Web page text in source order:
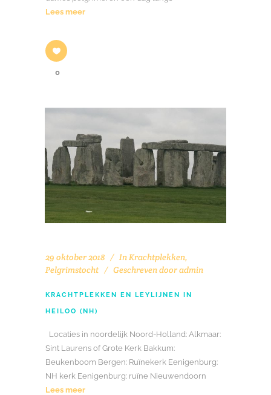
Lees meer
0
29 oktober 2018 InKrachtplekken,
Pelgrimstocht
Geschreven dooradmin
KRACHTPLEKKEN EN LEYLIJNEN IN
HEILOO (NH)
Locaties in noordelijk Noord-Holland: Alkmaar:
Sint Laurens of Grote Kerk Bakkum:
Beukenboom Bergen: Ruïnekerk Eenigenburg:
NH kerk Eenigenburg: ruïne Nieuwendoorn
Lees meer